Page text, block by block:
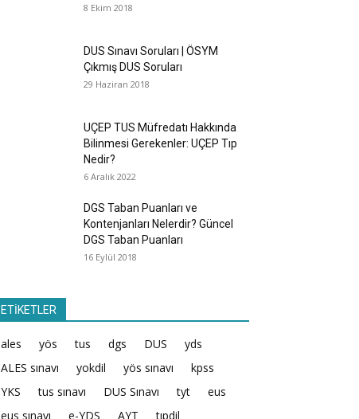
8 Ekim 2018
DUS Sınavı Soruları | ÖSYM
Çıkmış DUS Soruları
29 Haziran 2018
UÇEP TUS Müfredatı Hakkında
Bilinmesi Gerekenler: UÇEP Tıp
Nedir?
6 Aralık 2022
DGS Taban Puanları ve
Kontenjanları Nelerdir? Güncel
DGS Taban Puanları
16 Eylül 2018
ETİKETLER
ales yös tus dgs DUS
yds
ALES sınavı
yokdil yös sınavı
kpss
YKS
tus sınavı DUS Sınavı tyt
eus
eus sınavı
e-YDS AYT tıpdil